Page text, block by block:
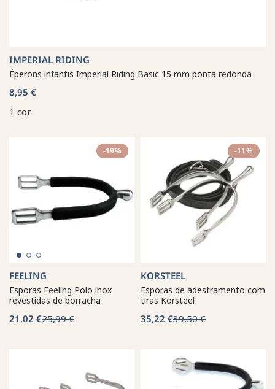
IMPERIAL RIDING
Éperons infantis Imperial Riding Basic 15 mm ponta redonda
8,95 €
1 cor
-19%
FEELING
Esporas Feeling Polo inox
revestidas de borracha
21,02 €25,99 €
-11%
KORSTEEL
Esporas de adestramento com
tiras Korsteel
35,22 €39,50 €